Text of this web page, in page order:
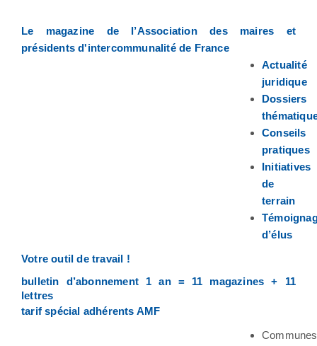
Le magazine de l’Association des maires et
présidents d'intercommunalité de France
Actualité
juridique
Dossiers
Conseils
pratiques
Initiatives
de
terrain
d’élus
Votre outil de travail !
bulletin d’abonnement 1 an = 11 magazines + 11
lettres
tarif spécial adhérents AMF
Communes